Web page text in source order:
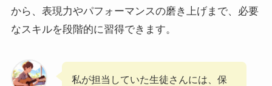
から、表現力やパフォーマンスの磨き上げまで、必要
なスキルを段階的に習得できます。
私が担当していた生徒さんには、保